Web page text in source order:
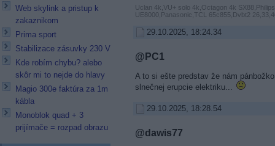
Web skylink a pristup k
zakaznikom
Prima sport
Stabilizace zásuvky 230 V
Kde robím chybu? alebo
skôr mi to nejde do hlavy
Magio 300e faktúra za 1m
kábla
Monoblok quad + 3
prijímače = rozpad obrazu
Uclan 4k,VU+ solo 4k,Octagon 4k
UE8000,Panasonic,TCL 65c855,Dvbt2
29.10.2025, 18:24.34
@PC1
A to si ešte predstav že nám
slnečnej erupcie elektriku...
29.10.2025, 18:28.54
@dawis77